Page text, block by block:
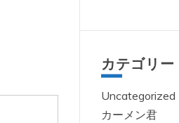
カテゴリー
Uncategorized
カーメン君